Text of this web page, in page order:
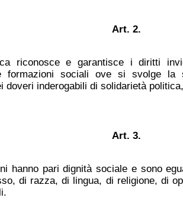
Art. 2.
riconosce e garantisce i diritti
formazioni sociali ove si svolge la
doveri inderogabili di solidarietà
Art. 3.
hanno pari dignità sociale e sono
di razza, di lingua, di religione, di